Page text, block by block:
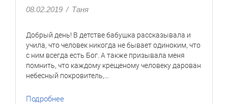
08.02.2019 / Таня
Добрый день! В детстве бабушка рассказывала и
учила, что человек никогда не бывает одиноким, что
с ним всегда есть Бог. А также призывала меня
помнить, что каждому крещеному человеку дарован
небесный покровитель,…
Подробнее